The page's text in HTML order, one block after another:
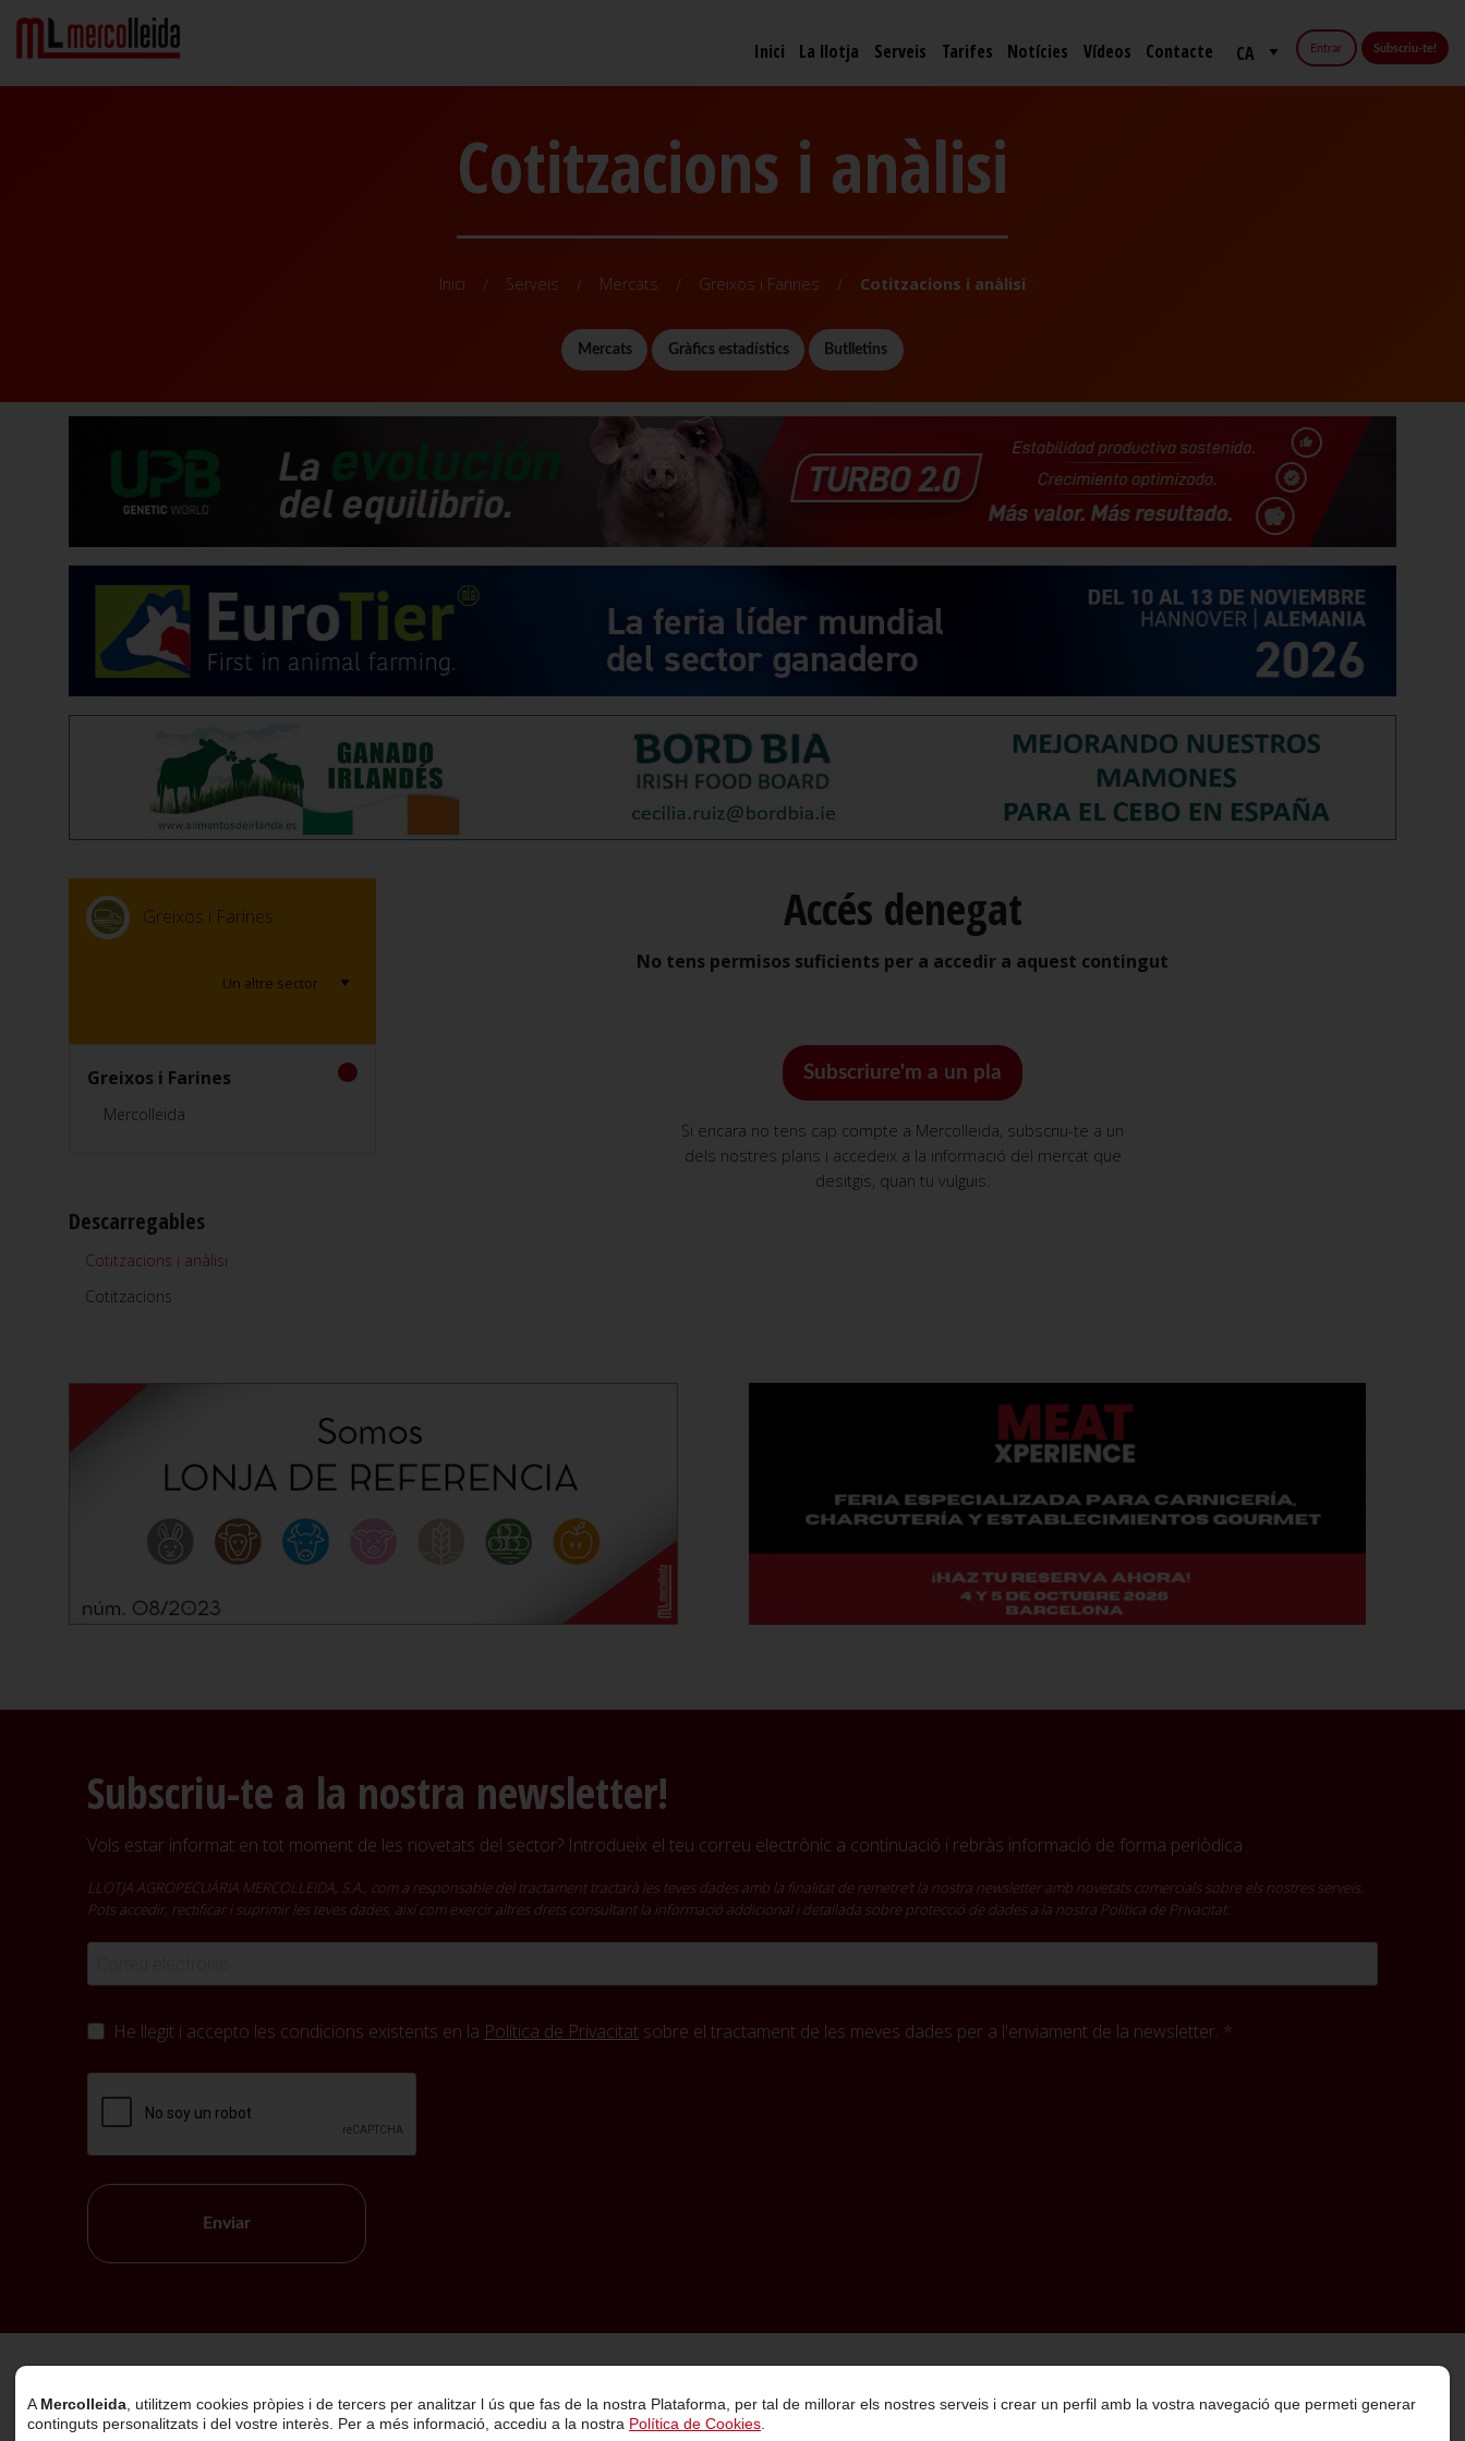
Entrar Subscriu-te!
Inici La llotja Serveis Tarifes Notícies Vídeos Contacte
Cotitzacions i anàlisi
Inici Serveis Mercats Greixos i Farines Cotitzacions i anàlisi
Mercats Gràfics estadístics Butlletins
Greixos i Farines
Greixos i Farines
Mercolleida
Descarregables
Cotitzacions i anàlisi
Cotitzacions
Accés denegat
No tens permisos suficients per a accedir a aquest contingut
Subscriure'm a un pla
Si encara no tens cap compte a Mercolleida, subscriu-te a un
dels nostres plans i accedeix a la informació del mercat que
desitgis, quan tu vulguis.
Subscriu-te a la nostra newsletter!
Vols estar informat en tot moment de les novetats del sector? Introdueix el teu correu electrònic a continuació i rebràs informació de forma periòdica
LLOTJA AGROPECUÀRIA MERCOLLEIDA, S.A., com a responsable del tractament tractarà les teves dades amb la finalitat de remetre't la nostra newsletter amb novetats comercials sobre els nostres serveis.
Pots accedir, rectificar i suprimir les teves dades, així com exercir altres drets consultant la informació addicional i detallada sobre protecció de dades a la nostra Política de Privacitat.
He llegit i accepto les condicions existents en la Política de Privacitat sobre el tractament de les meves dades per a l'enviament de la newsletter.
Enviar
A Mercolleida , utilitzem cookies pròpies i de tercers per analitzar l ús que fas de la nostra Plataforma, per tal de millorar els nostres serveis i crear un perfil amb la vostra navegació que permeti generar
continguts personalitzats i del vostre interès. Per a més informació, accediu a la nostra Política de Cookies